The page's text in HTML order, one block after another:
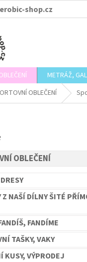
shop.cz
METRÁŽ,
OBLEČENÍ
OBLEČENÍ
Z NAŠÍ DÍLNY ŠITÉ
FANDÍME
TAŠKY, VAKY
KUSY, VÝPRODEJ